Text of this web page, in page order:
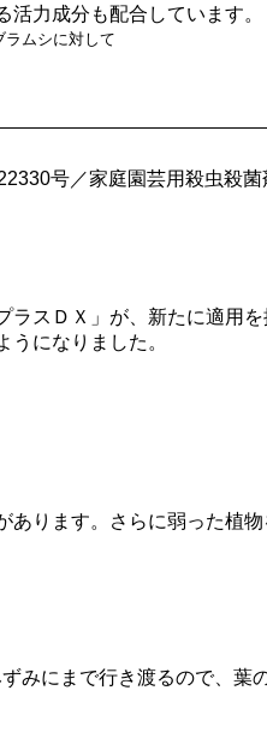
力成分も配合しています。
ムシに対して
号／家庭園芸用殺虫殺菌
スＤＸ」が、新たに適用
になりました。
ります。さらに弱った植
みにまで行き渡るので、葉